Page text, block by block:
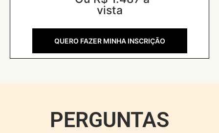
vista
QUERO FAZER MINHA INSCRIÇÃO
PERGUNTAS